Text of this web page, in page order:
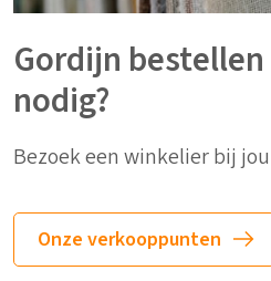
Gordijn
nodig?
Bezoek een winkelier bij
Onze verkooppunten